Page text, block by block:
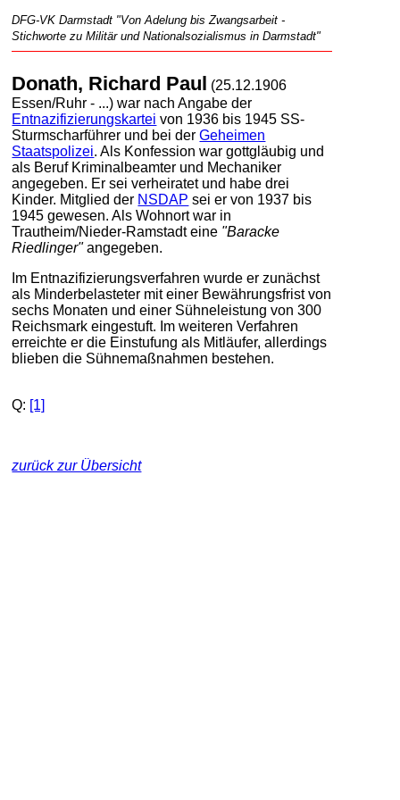
DFG-VK Darmstadt "Von Adelung bis Zwangsarbeit -
Stichworte zu Militär und Nationalsozialismus in Darmstadt"
Donath, Richard Paul (25.12.1906
Essen/Ruhr - ...) war nach Angabe der
Entnazifizierungskartei von 1936 bis 1945 SS-
Sturmscharführer und bei derGeheimen
Staatspolizei. Als Konfession war gottgläubig und
als Beruf Kriminalbeamter und Mechaniker
angegeben. Er sei verheiratet und habe drei
Kinder. Mitglied der NSDAP sei er von 1937 bis
1945 gewesen. Als Wohnort war in
Trautheim/Nieder-Ramstadt eine "Baracke
Riedlinger"angegeben.
Im Entnazifizierungsverfahren wurde er zunächst
als Minderbelasteter mit einer Bewährungsfrist von
sechs Monaten und einer Sühneleistung von 300
Reichsmark eingestuft. Im weiteren Verfahren
erreichte er die Einstufung als Mitläufer, allerdings
blieben die Sühnemaßnahmen bestehen.
Q: [1]
zurück zur Übersicht